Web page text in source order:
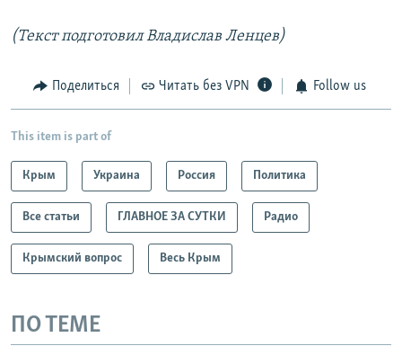
(Текст подготовил Владислав Ленцев)
Поделиться Читать без VPN Follow us
This item is part of
Крым Украина Россия Политика
Все статьи ГЛАВНОЕ ЗА СУТКИ Радио
Крымский вопрос Весь Крым
ПО ТЕМЕ